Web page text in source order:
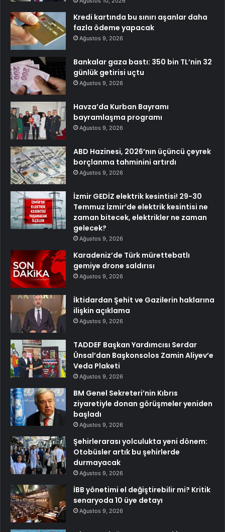
Kredi kartında bu sınırı aşanlar daha
fazla ödeme yapacak
Ağustos 9, 2026
Bankalar gaza bastı: 350 bin TL’nin 32
günlük getirisi uçtu
Ağustos 9, 2026
Havza’da Kurban Bayramı
bayramlaşma programı
Ağustos 9, 2026
ABD Hazinesi, 2026’nın üçüncü çeyrek
borçlanma tahminini artırdı
Ağustos 9, 2026
İzmir GEDİZ elektrik kesintisi! 29-30
Temmuz İzmir’de elektrik kesintisi ne
zaman bitecek, elektrikler ne zaman
gelecek?
Ağustos 9, 2026
Karadeniz’de Türk mürettebatlı
gemiye drone saldırısı
Ağustos 9, 2026
İktidardan Şehit ve Gazilerin haklarına
ilişkin açıklama
Ağustos 9, 2026
TADDEF Başkan Yardımcısı Serdar
Ünsal’dan Başkonsolos Zamin Aliyev’e
Veda Plaketi
Ağustos 9, 2026
BM Genel Sekreteri’nin Kıbrıs
ziyaretiyle donan görüşmeler yeniden
başladı
Ağustos 9, 2026
Şehirlerarası yolculukta yeni dönem:
Otobüsler artık bu şehirlerde
durmayacak
Ağustos 9, 2026
İBB yönetimi el değiştirebilir mi? Kritik
senaryoda 10 üye detayı
Ağustos 9, 2026